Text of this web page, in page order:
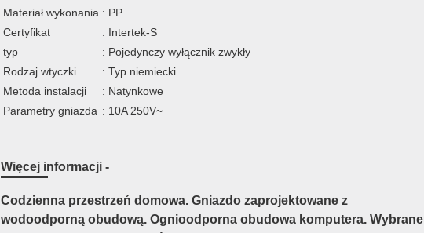
Materiał wykonania : PP
Certyfikat
: Intertek-S
typ
: Pojedynczy wyłącznik zwykły
Rodzaj wtyczki
: Typ niemiecki
Metoda instalacji
: Natynkowe
Parametry gniazda : 10A 250V~
Więcej informacji -
Codzienna przestrzeń domowa. Gniazdo zaprojektowane z
wodoodporną obudową. Ognioodporna obudowa komputera. Wybrane